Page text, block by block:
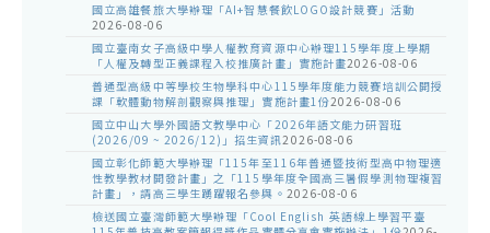
國立高雄餐旅大學辦理「AI+智慧餐飲LOGO設計競賽」活動
2026-08-06
國立臺南女子高級中學人權教育資源中心辦理115學年度上學期
「人權及轉型正義課程入校推廣計畫」實施計畫2026-08-06
普通型高級中等學校生物學科中心115學年度能力競賽培訓公開授
課「軟體動物解剖觀察與推理」實施計畫1份2026-08-06
國立中山大學外國語文教學中心「2026年語文能力研習班
(2026/09 ~ 2026/12)」招生資訊2026-08-06
國立彰化師範大學辦理「115年至116年普通暨技術型高中物理適
性教學教材開發計畫」之「115學年度全國高三暑假學測物理複習
計畫」，請高三學生踴躍報名參與。 2026-08-06
檢送國立臺灣師範大學辦理「Cool English 英語線上學習平臺